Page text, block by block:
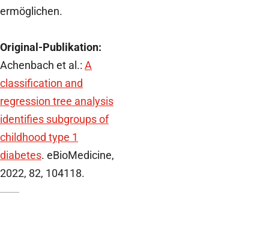
ermöglichen.
Original-Publikation:
Achenbach et al.: A
classification and
regression tree analysis
identifies subgroups of
childhood type 1
diabetes. eBioMedicine,
2022, 82, 104118.